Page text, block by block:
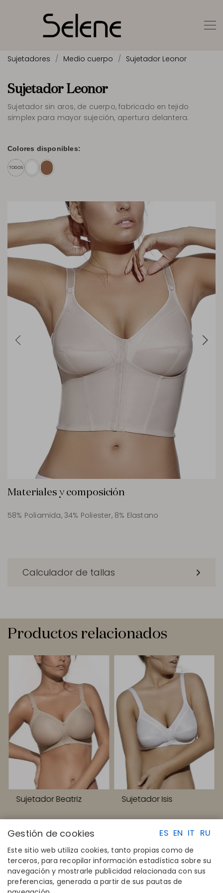
Sujetadores Medio cuerpo Sujetador Leonor
Sujetador Leonor
Sujetador sin aros, de cuerpo, fabricado en tejido
simplex para mayor sujeción, apertura delantera.
Colores disponibles:
TODOS
Materiales y composición
58% Poliamida, 34% Poliester, 8% Elastano
Calculador de tallas
Productos relacionados
Sujetador Beatriz Sujetador Isis
ES EN IT RU
Gestión de cookies
Este sitio web utiliza cookies, tanto propias como de
terceros, para recopilar información estadística sobre su
navegación y mostrarle publicidad relacionada con sus
preferencias, generada a partir de sus pautas de
ENLACES RAPIDOS
Calcula tu talla
CONTACTO
Disintex 2021 SL